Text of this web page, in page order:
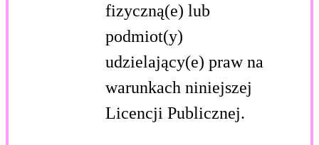
fizyczną(e) lub
podmiot(y)
udzielający(e) praw na
warunkach niniejszej
Licencji Publicznej.